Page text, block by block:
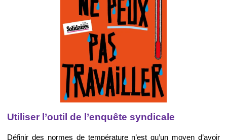
Utiliser l’outil de l’enquête syndicale
Définir des normes de température n’est qu’un moyen d’avoir